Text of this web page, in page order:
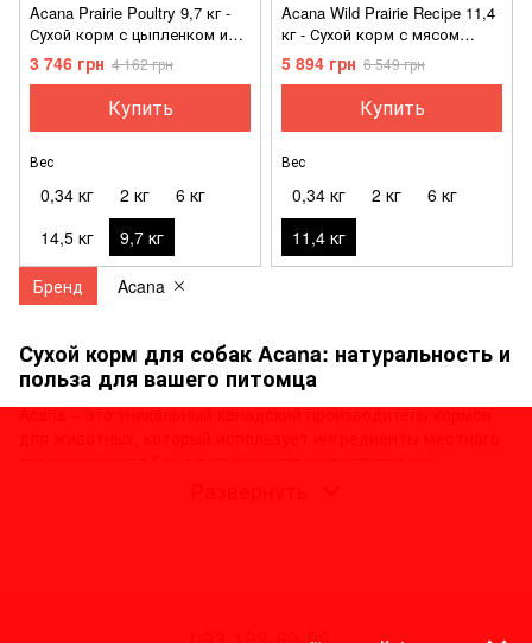
Acana Prairie Poultry 9,7 кг -
Сухой корм с цыпленком и
индейкой для собак всех
пород на всех стадиях жизни
3 746 грн 4 162 грн
Купить
Вес
0,34 кг 2 кг
6 кг
14,5 кг
9,7 кг
Acana Wild Prairie Recipe 11,4
кг - Сухой корм с мясом
цыплят и индейки для собак
всех пород на всех стадиях
5 894 грн 6 549 грн
Купить
Вес
0,34 кг 2 кг
6 кг
11,4 кг
Сухой корм для собак Acana: натуральность и
польза для вашего питомца
Acana – это уникальный канадский производитель кормов
Бренд Acana